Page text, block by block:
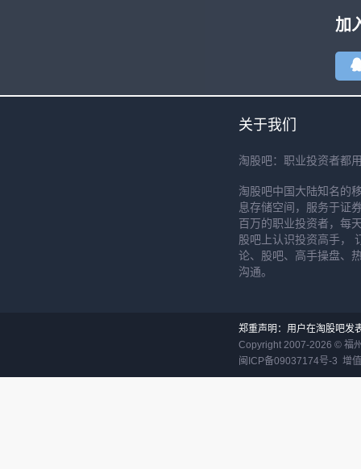
加
关于我们
淘股吧：职业投资者都
淘股吧中国大陆知名的
息存储空间，服务于证
百万的职业投资者，每
股吧上认识投资高手，
论、股吧、高手操盘、
沟通。
郑重声明：用户在淘股吧发
Copyright 2007-2026 © 福
闽ICP备09037174号-3 增